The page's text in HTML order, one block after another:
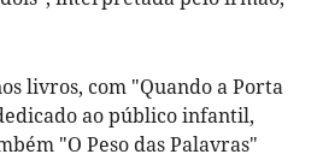
livros, com "Quando a Porta
ao público infantil,
"O Peso das Palavras"